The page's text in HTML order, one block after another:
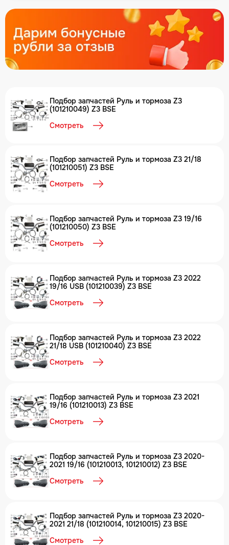
Подбор запчастей Руль и тормоза Z3
(101210049) Z3 BSE
Смотреть
Подбор запчастей Руль и тормоза Z3 21/18
(101210051) Z3 BSE
Смотреть
Подбор запчастей Руль и тормоза Z3 19/16
(101210050) Z3 BSE
Смотреть
Подбор запчастей Руль и тормоза Z3 2022
19/16 USB (101210039) Z3 BSE
Смотреть
Подбор запчастей Руль и тормоза Z3 2022
21/18 USB (101210040) Z3 BSE
Смотреть
Подбор запчастей Руль и тормоза Z3 2021
19/16 (101210013) Z3 BSE
Смотреть
Подбор запчастей Руль и тормоза Z3 2020-
2021 19/16 (101210013, 101210012) Z3 BSE
Смотреть
Подбор запчастей Руль и тормоза Z3 2020-
2021 21/18 (101210014, 101210015) Z3 BSE
Смотреть